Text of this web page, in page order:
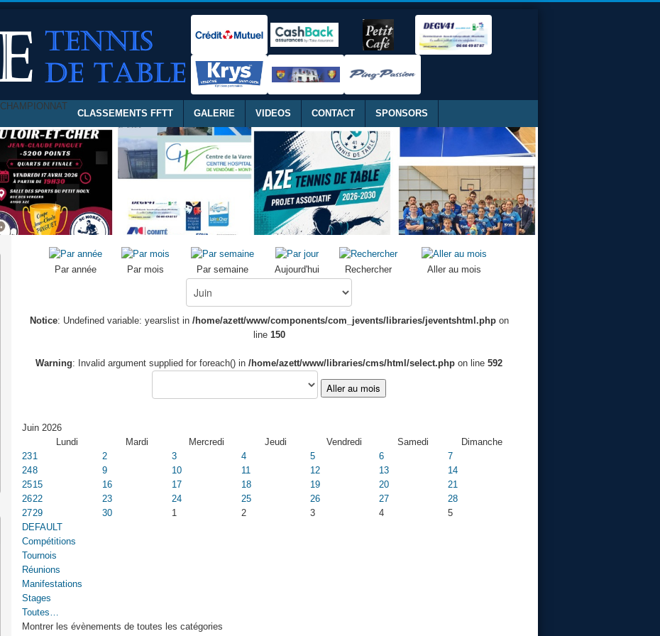
CHAMPIONNAT
CLASSEMENTS FFTT GALERIE VIDEOS CONTACT SPONSORS
Par année Par mois Par semaine Aujourd'hui Rechercher Aller au mois
Notice: Undefined variable: yearslist in /home/azett/www/components/com_jevents/libraries/jeventshtml.phpon
line 150
Warning: Invalid argument supplied for foreach() in/home/azett/www/libraries/cms/html/select.php on line592
Aller au mois
Juin 2026
Lundi
Mardi Mercredi Jeudi Vendredi Samedi
Dimanche
231 2 3 4 5 6
7
248 9 10 11 12 13
14
2515 16 17 18 19 20
21
2622 23 24 25 26 27
28
2729 30 1 2 3 4
5
DEFAULT
Compétitions
Tournois
Réunions
Manifestations
Stages
Toutes…
Montrer les évènements de toutes les catégories